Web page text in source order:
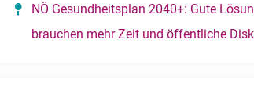
NÖ Gesundheitsplan 2040+: Gute
brauchen mehr Zeit und öffentliche